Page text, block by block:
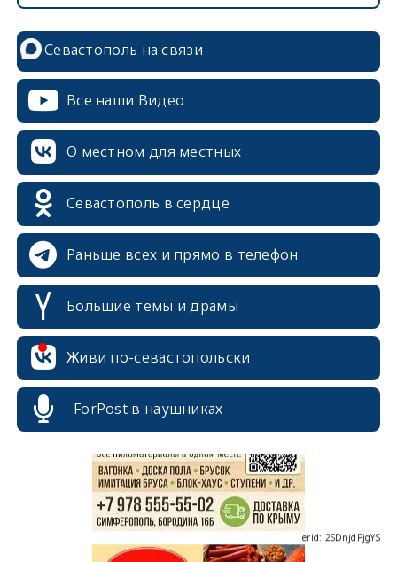
Севастополь на связи
Все наши Видео
О местном для местных
Севастополь в сердце
Раньше всех и прямо в телефон
Большие темы и драмы
Живи по-севастопольски
ForPost в наушниках